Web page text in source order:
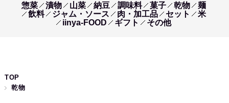
惣菜 漬物 山菜 納豆 調味料 菓子 乾物
麺
飲料
ジャム・ソース 肉・加工品 セット
米
iinya-FOOD
ギフト その他
TOP
乾物